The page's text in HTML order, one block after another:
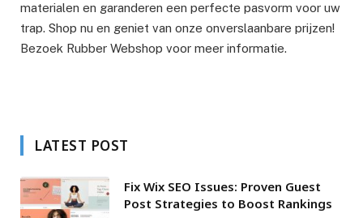
materialen en garanderen een perfecte pasvorm voor uw
trap. Shop nu en geniet van onze onverslaanbare prijzen!
Bezoek Rubber Webshop voor meer informatie.
LATEST POST
Fix Wix SEO Issues: Proven Guest
Post Strategies to Boost Rankings